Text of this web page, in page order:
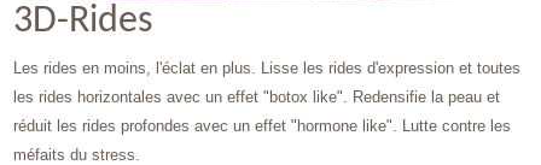
3D-Rides
​Les rides en moins, l'éclat en plus. Lisse les rides d'expression et toutes
les rides horizontales avec un effet "botox like". Redensifie la peau et
réduit les rides profondes avec un effet "hormone like". Lutte contre les
méfaits du stress.